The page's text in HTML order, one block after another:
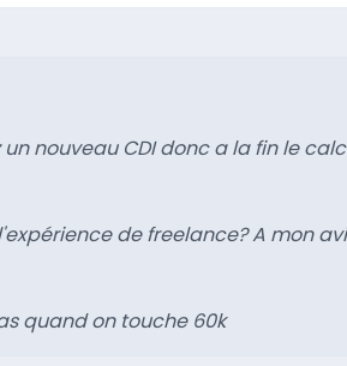
nouveau CDI donc a la fin le
de freelance? A mon
quand on touche 60k